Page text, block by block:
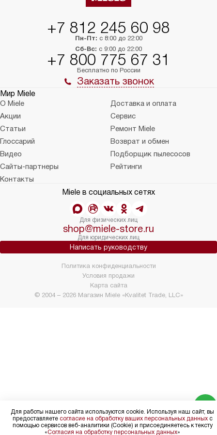
+7 812 245 60 98
Пн-Пт: с 8:00 до 22:00
Сб-Вс: с 9:00 до 22:00
+7 800 775 67 31
Бесплатно по России
Заказать звонок
Мир Miele
О Miele
Доставка и оплата
Акции
Сервис
Статьи
Ремонт Miele
Глоссарий
Возврат и обмен
Видео
Подборщик пылесосов
Сайты-партнеры
Рейтинги
Контакты
Miele в социальных сетях
Для физических лиц
shop@miele-store.ru
Для юридических лиц
Написать руководству
© 2004 – 2026 Магазин Miele «Kvalitet Trade, LLC»
Политика конфиденциальности
Условия продажи
Карта сайта
Для работы нашего сайта используются cookie. Используя наш сайт, вы
предоставляете согласие на обработку ваших персональных данныхс
помощью сервисов веб-аналитики (Cookie) и присоединяетесь к тексту
«Согласия на обработку персональных данных»